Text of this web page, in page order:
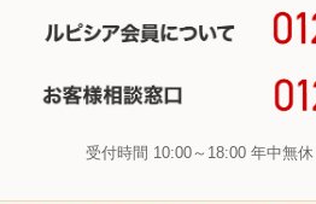
受付時間 10:00～18:00 年中無休